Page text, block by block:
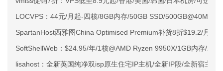
LOCVPS：44元/月起-四核/8GB内存/50GB SSD/
SpartanHost西雅图China Optimised Premium补货8折$19.2/月起
SoftShellWeb：$24.95/年/1核@AMD Ryzen 9950X/1GB内存/
lisahost：全新英国纯净双isp原生住宅IP主机/全新IP段/全新宿主机